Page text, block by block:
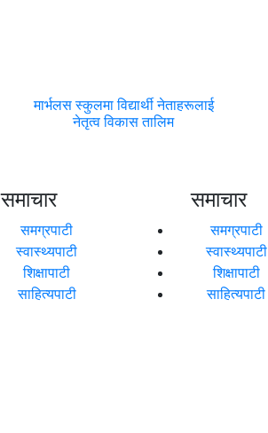
मार्भलस स्कुलमा विद्यार्थी नेताहरूलाई
नेतृत्व विकास तालिम
समाचार
समग्रपाटी
स्वास्थ्यपाटी
शिक्षापाटी
साहित्यपाटी
समाचार
समग्रपाटी
स्वास्थ्यपाटी
शिक्षापाटी
साहित्यपाटी